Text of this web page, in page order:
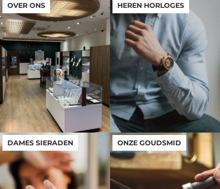
OVER ONS HEREN HORLOGES
DAMES SIERADEN ONZE GOUDSMID